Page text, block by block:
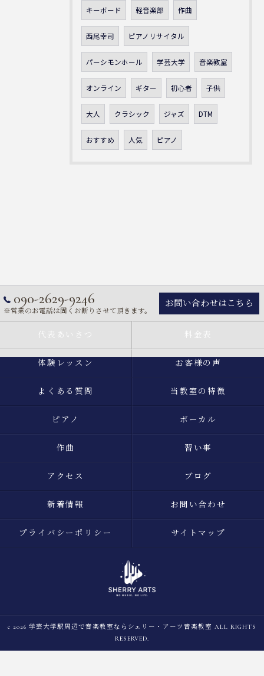
キーボード 軽音楽部 作曲
西尾幸司 ピアノリサイタル
パーシモンホール 学芸大学 音楽教室
オンライン ギター 初心者 子供
大人 クラシック ジャズ DTM
おすすめ 人気 ピアノ
090-2629-9246
※営業のお電話は固くお断りさせて頂きます。
お問い合わせはこちら
代表あいさつ 料金表
体験レッスン お客様の声
よくある質問 当教室の特徴
ピアノ ボーカル
作曲 習い事
アクセス ブログ
新着情報 お問い合わせ
プライバシーポリシー サイトマップ
c 2026 学芸大学駅周辺で音楽教室ならシェリー・アーツ音楽教室 ALL RIGHTS
RESERVED.